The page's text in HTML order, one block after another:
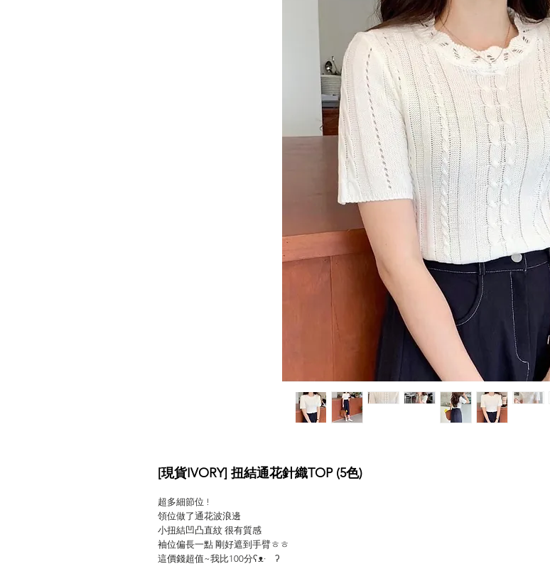
[現貨IVORY] 扭結通花針織TOP (5色)
超多細節位 !
領位做了通花波浪邊
小扭結凹凸直紋 很有質感
袖位偏長一點 剛好遮到手臂ㅎㅎ
這價錢超值~我比100分ʕᴥ· ʔ